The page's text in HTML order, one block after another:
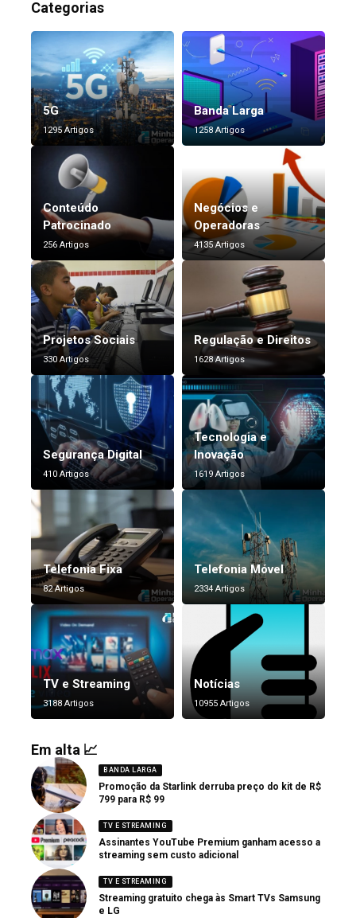
Categorias
5G
1295 Artigos
Banda Larga
1258 Artigos
Conteúdo
Patrocinado
256 Artigos
Negócios e
Operadoras
4135 Artigos
Projetos Sociais
330 Artigos
Regulação e Direitos
1628 Artigos
Segurança Digital
410 Artigos
Tecnologia e
Inovação
1619 Artigos
Telefonia Fixa
82 Artigos
Telefonia Móvel
2334 Artigos
TV e Streaming
3188 Artigos
Notícias
10955 Artigos
Em alta 📈
BANDA LARGA
Promoção da Starlink derruba preço do kit de R$
799 para R$ 99
TV E STREAMING
Assinantes YouTube Premium ganham acesso a
streaming sem custo adicional
TV E STREAMING
Streaming gratuito chega às Smart TVs Samsung
e LG